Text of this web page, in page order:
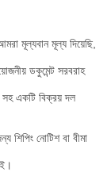
মূল্যবান মূল্য দিয়েছি,
ডকুমেন্ট সরবরাহ
একটি বিক্রয় দল
নোটিশ বা বীমা